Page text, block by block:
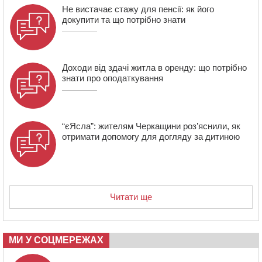
13:40 На Кам’янщині сталася масштабна пожежа
сміттєзвалища
Не вистачає стажу для пенсії: як його
докупити та що потрібно знати
Доходи від здачі житла в оренду: що потрібно
знати про оподаткування
“єЯсла”: жителям Черкащини роз’яснили, як
отримати допомогу для догляду за дитиною
Читати ще
МИ У СОЦМЕРЕЖАХ